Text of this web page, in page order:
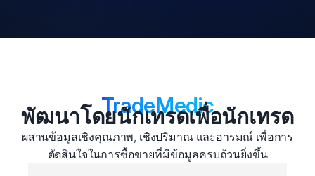
TradeMedic
พัฒนาโดยนักเทรดเพื่อนักเทรด
ผสานข้อมูลเชิงคุณภาพ, เชิงปริมาณ และอารมณ์ เพื่อการ
ตัดสินใจในการซื้อขายที่มีข้อมูลครบถ้วนยิ่งขึ้น